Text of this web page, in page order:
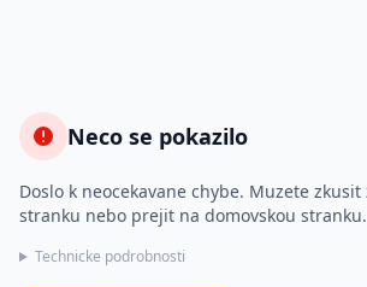
Neco se pokazilo
Doslo k neocekavane chybe. Muzete
stranku nebo prejit na domovskou stranku.
Technicke podrobnosti